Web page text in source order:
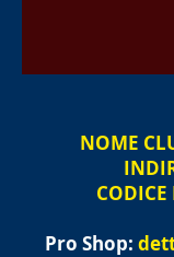
NOME
CODICE
Pro Shop: